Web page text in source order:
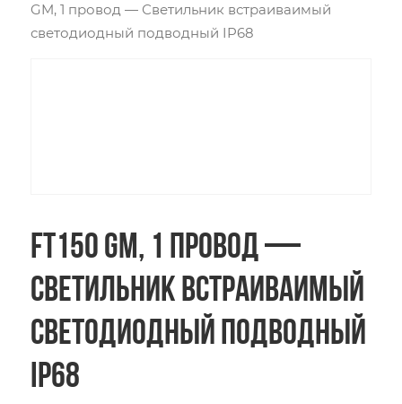
GM, 1 провод — Светильник встраиваимый
светодиодный подводный IP68
FT150 GM, 1 провод —
Светильник встраиваимый
светодиодный подводный
IP68